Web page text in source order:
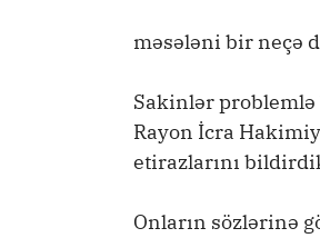
məsələni bir neçə
Sakinlər problemlə
Rayon İcra
etirazlarını
Onların sözlərinə